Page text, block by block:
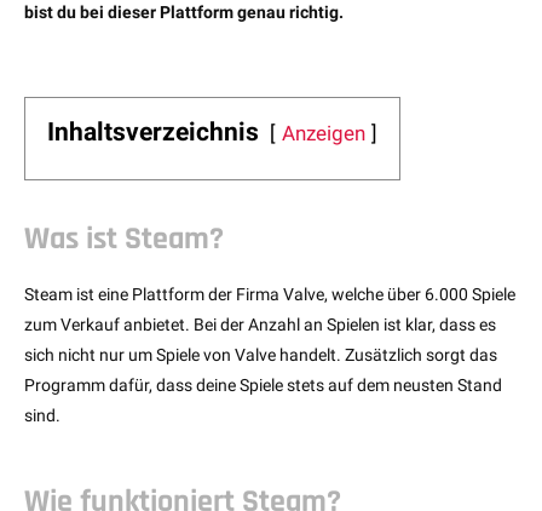
bist du bei dieser Plattform genau richtig.
Inhaltsverzeichnis Anzeigen
Was ist Steam?
Steam ist eine Plattform der Firma Valve, welche über 6.000 Spiele
zum Verkauf anbietet. Bei der Anzahl an Spielen ist klar, dass es
sich nicht nur um Spiele von Valve handelt. Zusätzlich sorgt das
Programm dafür, dass deine Spiele stets auf dem neusten Stand
sind.
Wie funktioniert Steam?